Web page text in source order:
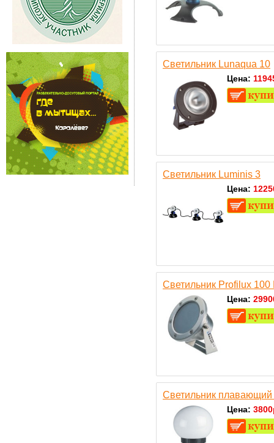
Светильник Lunaqua 10
Цена:
Светильник Luminis 3
Цена:
Светильник Profilux 100
Цена:
Cветильник
Цена: